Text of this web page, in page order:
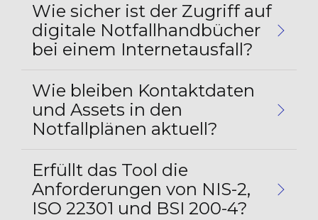
Wie sicher ist der Zugriff auf
digitale Notfallhandbücher
bei einem Internetausfall?
Wie bleiben Kontaktdaten
und Assets in den
Notfallplänen aktuell?
Erfüllt das Tool die
Anforderungen von NIS-2,
ISO 22301 und BSI 200-4?